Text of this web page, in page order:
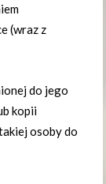
(wraz z
do jego
kopii
osoby do